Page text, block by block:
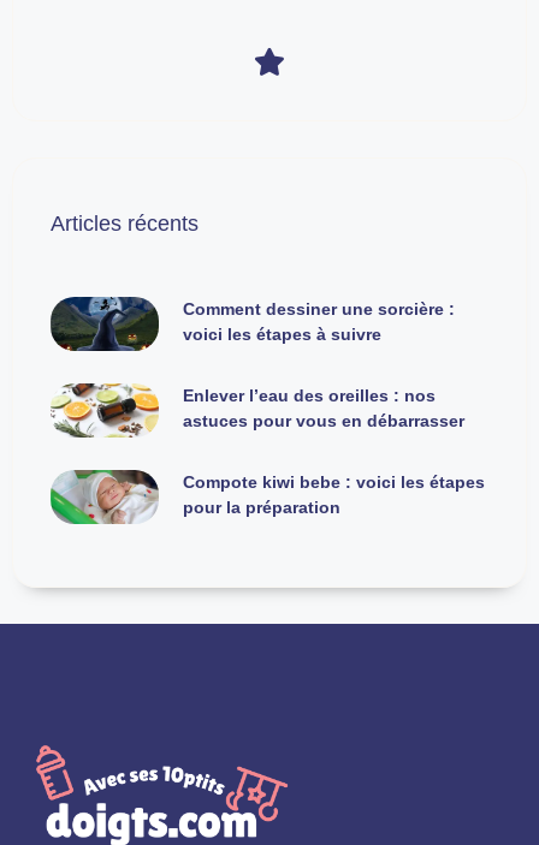
Articles récents
Comment dessiner une sorcière :
voici les étapes à suivre
Enlever l’eau des oreilles : nos
astuces pour vous en débarrasser
Compote kiwi bebe : voici les étapes
pour la préparation